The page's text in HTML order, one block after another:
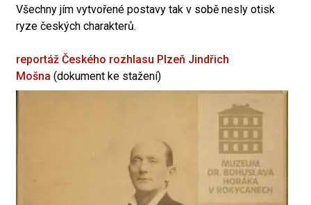
Všechny jím vytvořené postavy tak v sobě nesly otisk
ryze českých charakterů.
reportáž Českého rozhlasu Plzeň Jindřich
Mošna (dokument ke stažení)